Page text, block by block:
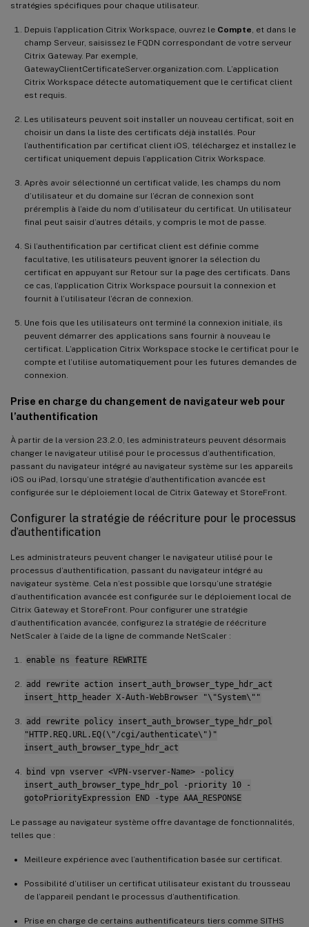
stratégies spécifiques pour chaque utilisateur.
Depuis l’application Citrix Workspace, ouvrez le Compte, et dans le
champ Serveur, saisissez le FQDN correspondant de votre serveur
Citrix Gateway. Par exemple,
GatewayClientCertificateServer.organization.com. L’application
Citrix Workspace détecte automatiquement que le certificat client
est requis.
Les utilisateurs peuvent soit installer un nouveau certificat, soit en
choisir un dans la liste des certificats déjà installés. Pour
l’authentification par certificat client iOS, téléchargez et installez le
certificat uniquement depuis l’application Citrix Workspace.
Après avoir sélectionné un certificat valide, les champs du nom
d’utilisateur et du domaine sur l’écran de connexion sont
préremplis à l’aide du nom d’utilisateur du certificat. Un utilisateur
final peut saisir d’autres détails, y compris le mot de passe.
Si l’authentification par certificat client est définie comme
facultative, les utilisateurs peuvent ignorer la sélection du
certificat en appuyant sur Retour sur la page des certificats. Dans
ce cas, l’application Citrix Workspace poursuit la connexion et
fournit à l’utilisateur l’écran de connexion.
Une fois que les utilisateurs ont terminé la connexion initiale, ils
peuvent démarrer des applications sans fournir à nouveau le
certificat. L’application Citrix Workspace stocke le certificat pour le
compte et l’utilise automatiquement pour les futures demandes de
connexion.
Prise en charge du changement de navigateur web pour
l’authentification
À partir de la version 23.2.0, les administrateurs peuvent désormais
changer le navigateur utilisé pour le processus d’authentification,
passant du navigateur intégré au navigateur système sur les appareils
iOS ou iPad, lorsqu’une stratégie d’authentification avancée est
configurée sur le déploiement local de Citrix Gateway et StoreFront.
Configurer la stratégie de réécriture pour le processus
d’authentification
Les administrateurs peuvent changer le navigateur utilisé pour le
processus d’authentification, passant du navigateur intégré au
navigateur système. Cela n’est possible que lorsqu’une stratégie
d’authentification avancée est configurée sur le déploiement local de
Citrix Gateway et StoreFront. Pour configurer une stratégie
d’authentification avancée, configurez la stratégie de réécriture
NetScaler à l’aide de la ligne de commande NetScaler :
enable ns feature REWRITE
add rewrite action insert_auth_browser_type_hdr_act
insert_http_header X-Auth-WebBrowser "\"System\""
add rewrite policy insert_auth_browser_type_hdr_pol
"HTTP.REQ.URL.EQ(\"/cgi/authenticate\")"
insert_auth_browser_type_hdr_act
bind vpn vserver <VPN-vserver-Name> -policy
insert_auth_browser_type_hdr_pol -priority 10 -
gotoPriorityExpression END -type AAA_RESPONSE
Le passage au navigateur système offre davantage de fonctionnalités,
telles que :
Meilleure expérience avec l’authentification basée sur certificat.
Possibilité d’utiliser un certificat utilisateur existant du trousseau
de l’appareil pendant le processus d’authentification.
Prise en charge de certains authentificateurs tiers comme SITHS